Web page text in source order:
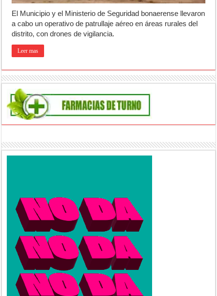
El Municipio y el Ministerio de Seguridad bonaerense llevaron
a cabo un operativo de patrullaje aéreo en áreas rurales del
distrito, con drones de vigilancia.
Leer mas